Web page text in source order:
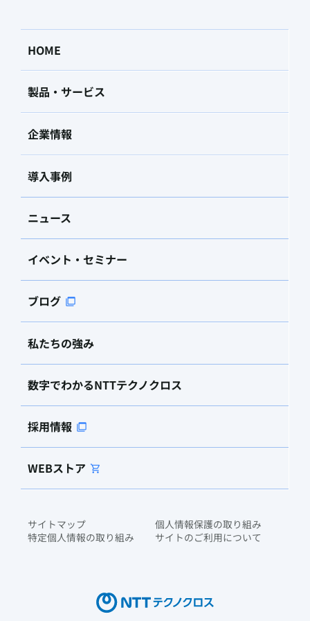
HOME
製品・サービス
企業情報
導入事例
ニュース
イベント・セミナー
ブログ
私たちの強み
数字でわかるNTTテクノクロス
採用情報
WEBストア
サイトマップ
個人情報保護の取り組み
特定個人情報の取り組み
サイトのご利用について